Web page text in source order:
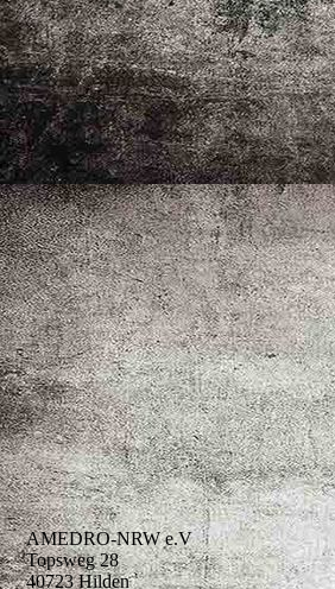
AMEDRO-NRW e.V
Topsweg 28
40723 Hilden